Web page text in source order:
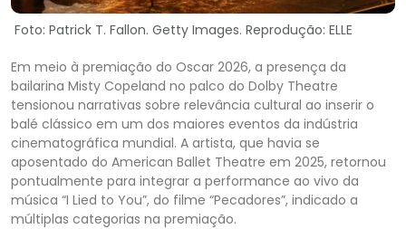
Foto: Patrick T. Fallon. Getty Images. Reprodução: ELLE
Em meio à premiação do Oscar 2026, a presença da
bailarina Misty Copeland no palco do Dolby Theatre
tensionou narrativas sobre relevância cultural ao inserir o
balé clássico em um dos maiores eventos da indústria
cinematográfica mundial. A artista, que havia se
aposentado do American Ballet Theatre em 2025, retornou
pontualmente para integrar a performance ao vivo da
música “I Lied to You”, do filme “Pecadores”, indicado a
múltiplas categorias na premiação.